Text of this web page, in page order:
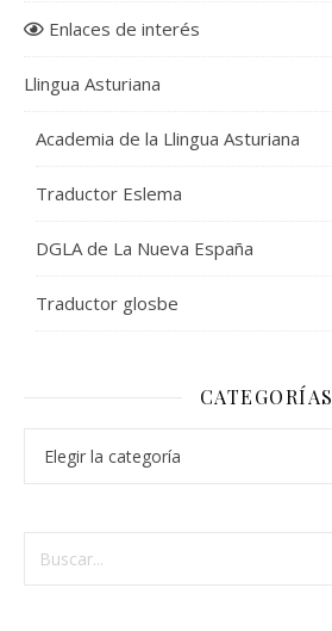
Enlaces de interés
Llingua Asturiana
Academia de la Llingua Asturiana
Traductor Eslema
DGLA de La Nueva España
Traductor glosbe
CATEGORÍAS